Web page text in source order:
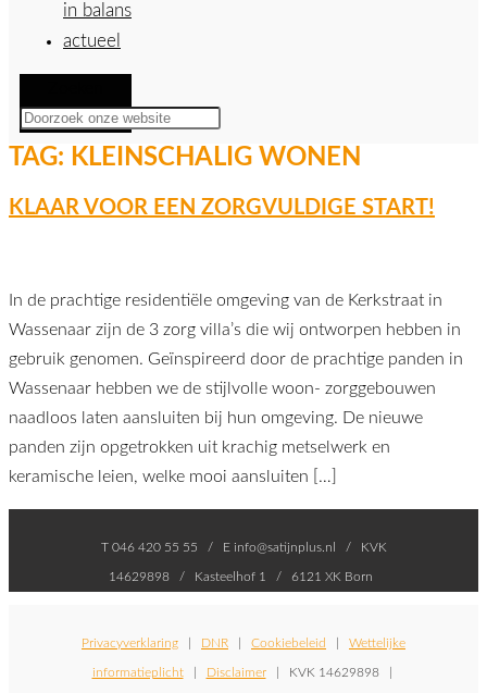
in balans
actueel
TAG: KLEINSCHALIG WONEN
KLAAR VOOR EEN ZORGVULDIGE START!
In de prachtige residentiële omgeving van de Kerkstraat in
Wassenaar zijn de 3 zorg villa’s die wij ontworpen hebben in
gebruik genomen. Geïnspireerd door de prachtige panden in
Wassenaar hebben we de stijlvolle woon- zorggebouwen
naadloos laten aansluiten bij hun omgeving. De nieuwe
panden zijn opgetrokken uit krachig metselwerk en
keramische leien, welke mooi aansluiten […]
T 046 420 55 55 / E info@satijnplus.nl / KVK
14629898 / Kasteelhof 1 / 6121 XK Born
Privacyverklaring DNR Cookiebeleid Wettelijke
informatieplicht| Disclaimer| KVK 14629898 |